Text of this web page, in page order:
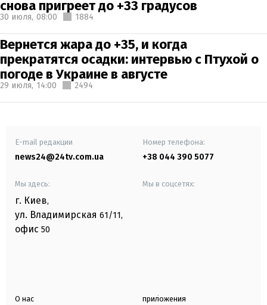
снова пригреет до +33 градусов
30 июля, 08:00 1884
Вернется жара до +35, и когда
прекратятся осадки: интервью с Птухой о
погоде в Украине в августе
29 июля, 14:00 2494
E-mail редакции
news24@24tv.com.ua
Номер телефона:
+38 044 390 5077
Мы здесь:
г. Киев,
ул. Владимирская 61/11,
офис 50
Мы в соцсетях:
О нас приложения